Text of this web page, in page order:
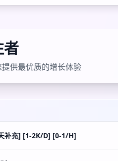
供最优质的增长体验
补充] [1-2K/D] [0-1/H]